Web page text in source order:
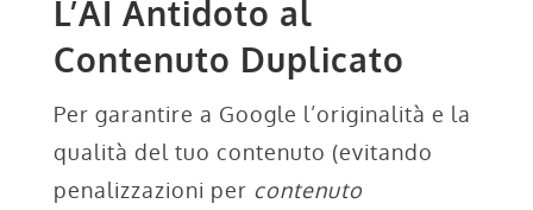
L’AI Antidoto al
Contenuto Duplicato
Per garantire a Google l’originalità e la
qualità del tuo contenuto (evitando
penalizzazioni per contenuto